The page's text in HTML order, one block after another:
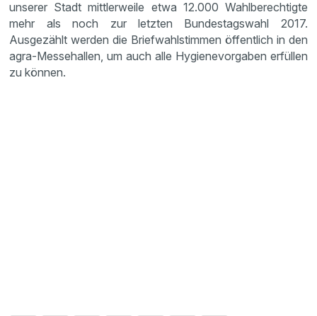
unserer Stadt mittlerweile etwa 12.000 Wahlberechtigte
mehr als noch zur letzten Bundestagswahl 2017.
Ausgezählt werden die Briefwahlstimmen öffentlich in den
agra-Messehallen, um auch alle Hygienevorgaben erfüllen
zu können.